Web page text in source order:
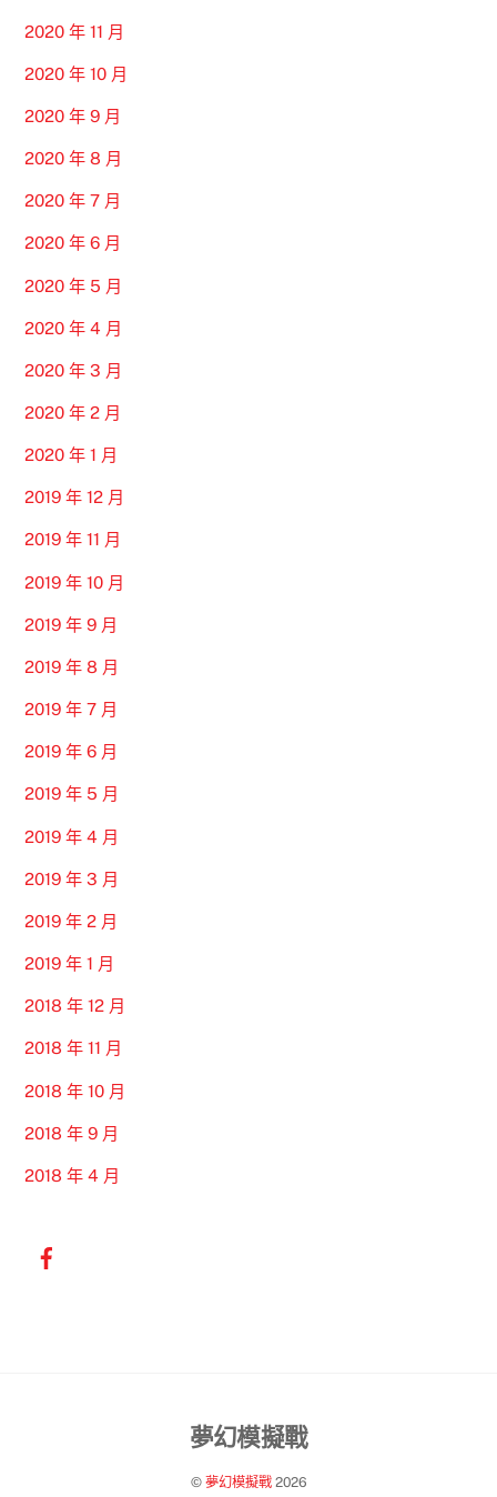
2020 年 11 月
2020 年 10 月
2020 年 9 月
2020 年 8 月
2020 年 7 月
2020 年 6 月
2020 年 5 月
2020 年 4 月
2020 年 3 月
2020 年 2 月
2020 年 1 月
2019 年 12 月
2019 年 11 月
2019 年 10 月
2019 年 9 月
2019 年 8 月
2019 年 7 月
2019 年 6 月
2019 年 5 月
2019 年 4 月
2019 年 3 月
2019 年 2 月
2019 年 1 月
2018 年 12 月
2018 年 11 月
2018 年 10 月
2018 年 9 月
2018 年 4 月
Back
Top
夢幻模擬戰
© 夢幻模擬戰2026